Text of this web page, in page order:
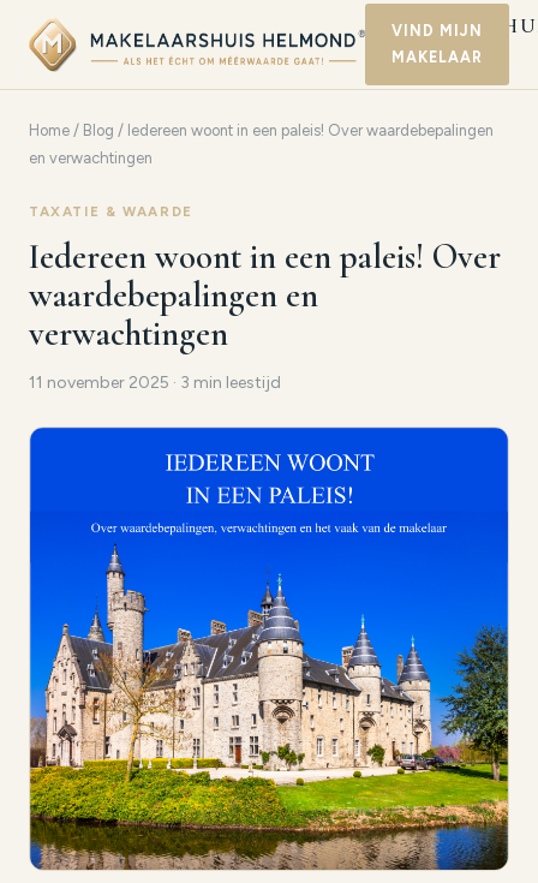
HELMOND
VIND MIJN
MAKELAAR
Home / Blog / Iedereen woont in een paleis! Over waardebepalingen
en verwachtingen
TAXATIE & WAARDE
Iedereen woont in een paleis! Over
waardebepalingen en
verwachtingen
11 november 2025 · 3 min leestijd